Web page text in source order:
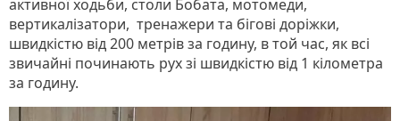
активної ходьби, столи Бобата, мотомеди,
вертикалізатори, тренажери та бігові доріжки,
швидкістю від 200 метрів за годину, в той час, як всі
звичайні починають рух зі швидкістю від 1 кілометра
за годину.